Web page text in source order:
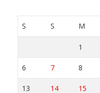
S S M
6 7 8
13 14 15